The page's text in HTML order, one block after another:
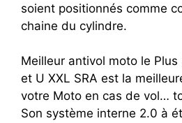
soient positionnés comme
chaine du cylindre.
Meilleur antivol moto le Plus
et U XXL SRA est la
votre Moto en cas de vol…
Son système interne 2.0 à